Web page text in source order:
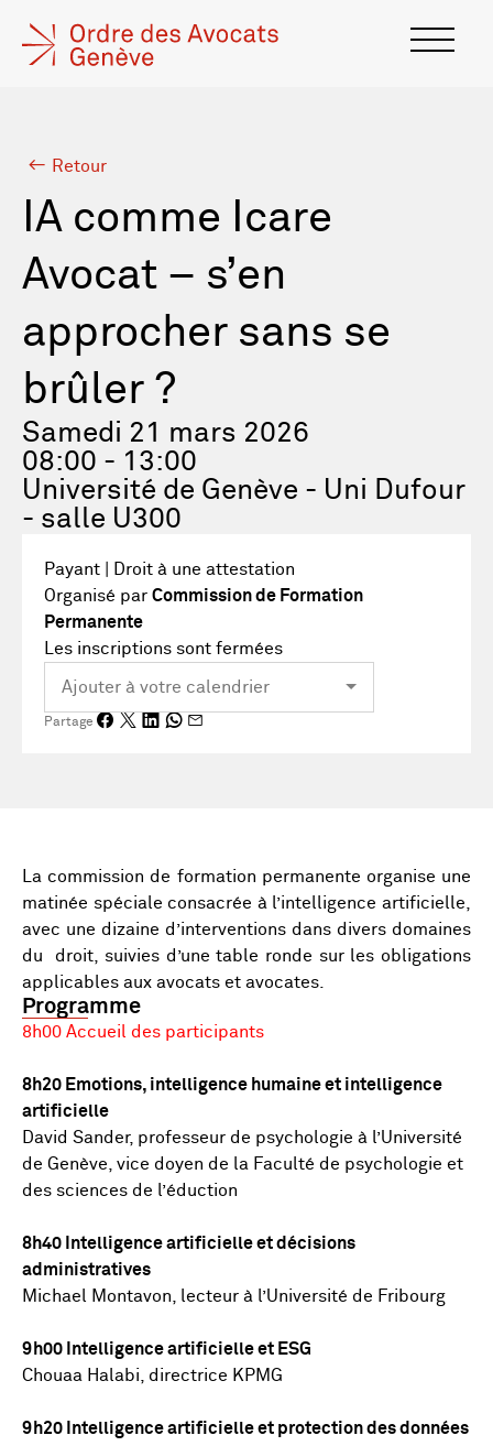
Retour
IA comme Icare
Avocat – s’en
approcher sans se
brûler ?
Samedi 21 mars 2026
08:00 - 13:00
Université de Genève - Uni Dufour
- salle U300
Payant | Droit à une attestation
Organisé par Commission de Formation
Permanente
Les inscriptions sont fermées
Partage
La commission de formation permanente organise une
matinée spéciale consacrée à l’intelligence artificielle,
avec une dizaine d’interventions dans divers domaines
du droit, suivies d’une table ronde sur les obligations
applicables aux avocats et avocates.
Programme
8h00 Accueil des participants
8h20 Emotions, intelligence humaine et intelligence
artificielle
David Sander, professeur de psychologie à l’Université
de Genève, vice doyen de la Faculté de psychologie et
des sciences de l’éduction
8h40 Intelligence artificielle et décisions
administratives
Michael Montavon, lecteur à l’Université de Fribourg
9h00 Intelligence artificielle et ESG
Chouaa Halabi, directrice KPMG
9h20 Intelligence artificielle et protection des données